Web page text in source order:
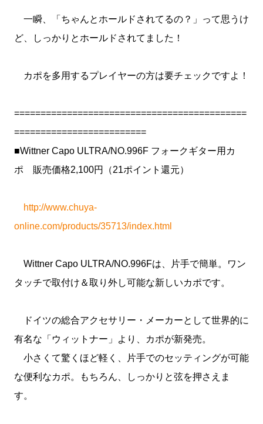
一瞬、「ちゃんとホールドされてるの？」って思うけ
ど、しっかりとホールドされてました！
カポを多用するプレイヤーの方は要チェックですよ！
============================================
=========================
■Wittner Capo ULTRA/NO.996F フォークギター用カ
ポ 販売価格2,100円（21ポイント還元）
http://www.chuya-
online.com/products/35713/index.html
Wittner Capo ULTRA/NO.996Fは、片手で簡単。ワン
タッチで取付け＆取り外し可能な新しいカポです。
ドイツの総合アクセサリー・メーカーとして世界的に
有名な「ウィットナー」より、カポが新発売。
小さくて驚くほど軽く、片手でのセッティングが可能
な便利なカポ。もちろん、しっかりと弦を押さえま
す。